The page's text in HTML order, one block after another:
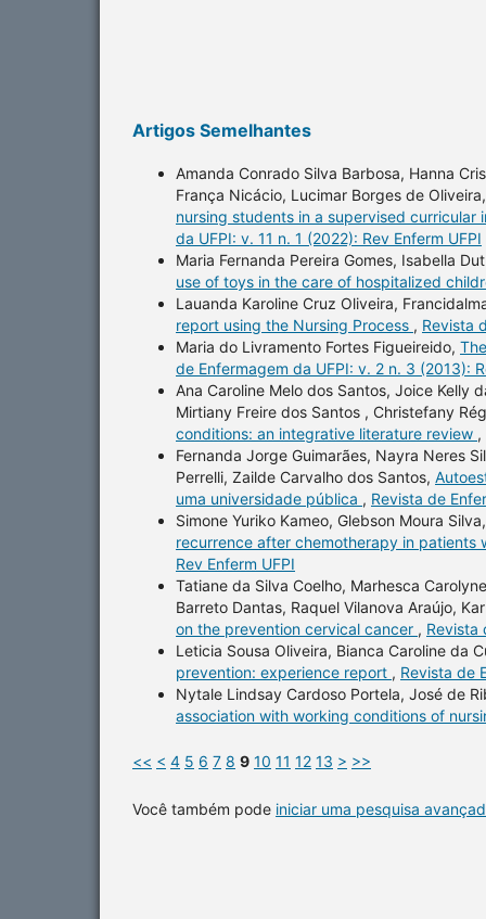
Artigos Semelhantes
Amanda Conrado Silva Barbosa, Hanna
França Nicácio, Lucimar Borges de
nursing students in a supervised
da UFPI: v. 11 n. 1 (2022): Rev Enferm UFPI
Maria Fernanda Pereira Gomes, Isabella
use of toys in the care of hospitalized
Lauanda Karoline Cruz Oliveira,
report using the Nursing Process , Revista
Maria do Livramento Fortes Figueireido,
de Enfermagem da UFPI: v. 2 n. 3 (2013):
Ana Caroline Melo dos Santos, Joice Kelly
Mirtiany Freire dos Santos , Christefany
conditions: an integrative literature review ,
Fernanda Jorge Guimarães, Nayra Neres
Perrelli, Zailde Carvalho dos Santos,
uma universidade pública , Revista de
Simone Yuriko Kameo, Glebson Moura
recurrence after chemotherapy in patients
Rev Enferm UFPI
Tatiane da Silva Coelho, Marhesca
Barreto Dantas, Raquel Vilanova Araújo,
on the prevention cervical cancer , Revista
Leticia Sousa Oliveira, Bianca Caroline da
prevention: experience report , Revista de
Nytale Lindsay Cardoso Portela, José de
association with working conditions of
<< < 4 5 6 7 8 9 10 11 12 13 > >>
Você também pode iniciar uma pesquisa